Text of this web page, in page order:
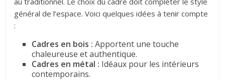
général de l’espace. Voici quelques idées à tenir compte
:
Cadres en bois : Apportent une touche
chaleureuse et authentique.
Cadres en métal : Idéaux pour les intérieurs
contemporains.